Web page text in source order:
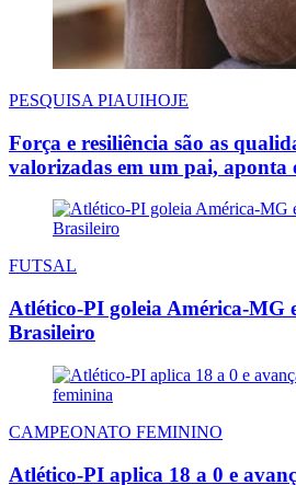
PESQUISA PIAUIHOJE
Força e resiliência são as
valorizadas em um pai, aponta
FUTSAL
Atlético-PI goleia América-MG
Brasileiro
CAMPEONATO FEMININO
Atlético-PI aplica 18 a 0 e